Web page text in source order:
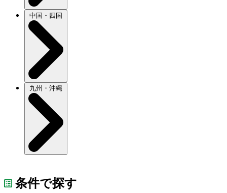
中国・四国
九州・沖縄
条件で探す